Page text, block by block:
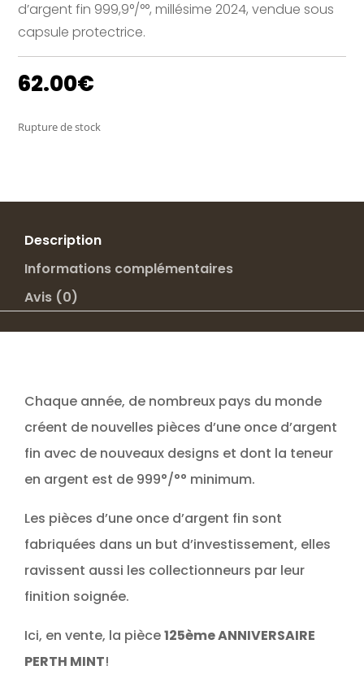
d’argent fin 999,9°/°°, millésime 2024, vendue sous
capsule protectrice.
62.00€
Rupture de stock
Description
Informations complémentaires
Avis (0)
Chaque année, de nombreux pays du monde
créent de nouvelles pièces d’une once d’argent
fin avec de nouveaux designs et dont la teneur
en argent est de 999°/°° minimum.
Les pièces d’une once d’argent fin sont
fabriquées dans un but d’investissement, elles
ravissent aussi les collectionneurs par leur
finition soignée.
Ici, en vente, la pièce125ème ANNIVERSAIRE
PERTH MINT!